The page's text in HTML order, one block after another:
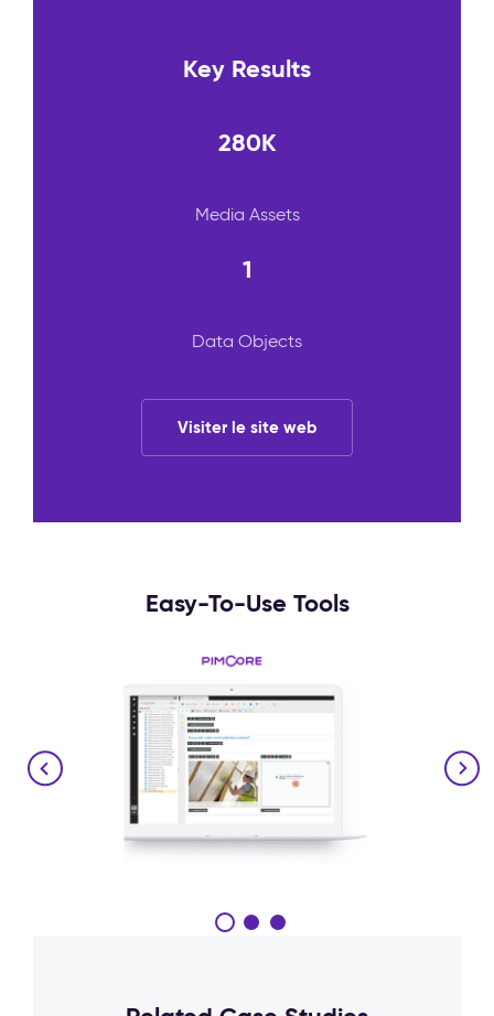
Key Results
280K
Media Assets
1
Data Objects
Visiter le site web
Easy-To-Use Tools